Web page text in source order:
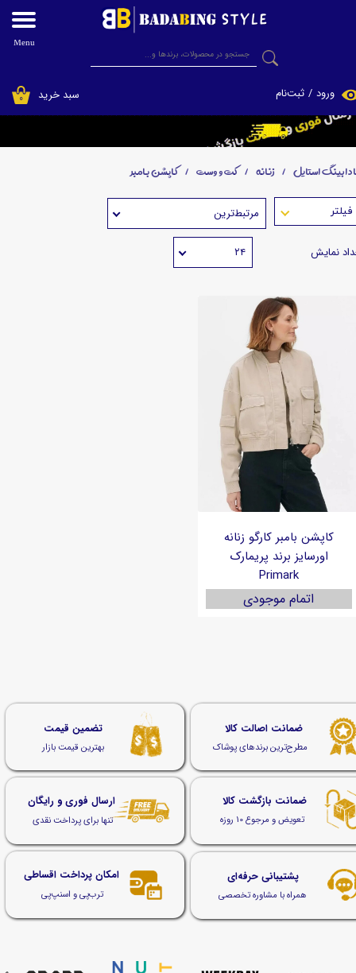
۰ سبد خرید ورود / ثبت‌نام
تغییر گذر واژه
سفارشات
خروج از حساب کاربری
Menu
استایل زنانه کت و وست کاپشن بامبر
مرتبط‌ترین
نمایش ۲۴
کاپشن بامبر کارگو زنانه
اورسایز برند پریمارک
Primark
اتمام موجودی
فروشگاه اینترنتی پوشاک بادابینگ استایل
ضمانت اصالت کالا
مطرح‌ترین برندهای پوشاک
تعویض و مرجوع 10 روزه
ضمانت بازگشت کالا
ترب‌پی و اسنپ‌پی
امکان پرداخت اقساطی
ارسال فوری و رایگان
تنها برای پرداخت نقدی
تضمین قیمت
بهترین قیمت بازار
پشتیبانی حرفه‌ای
همراه با مشاوره تخصصی